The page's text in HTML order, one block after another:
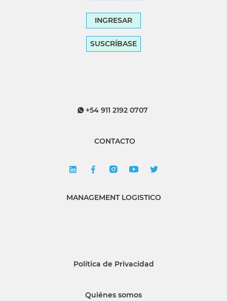
INGRESAR
SUSCRÍBASE
+54 911 2192 0707
CONTACTO
MANAGEMENT LOGISTICO
Política de Privacidad
Quiénes somos